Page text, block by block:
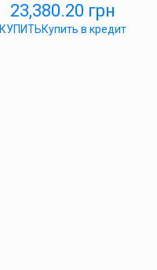
23,380.20 грн
КУПИТЬКупить в кредит